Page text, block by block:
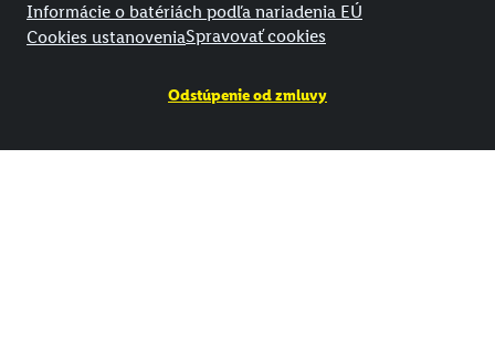
Informácie o batériách podľa nariadenia EÚ
Cookies ustanoveniaSpravovať cookies
Odstúpenie od zmluvy